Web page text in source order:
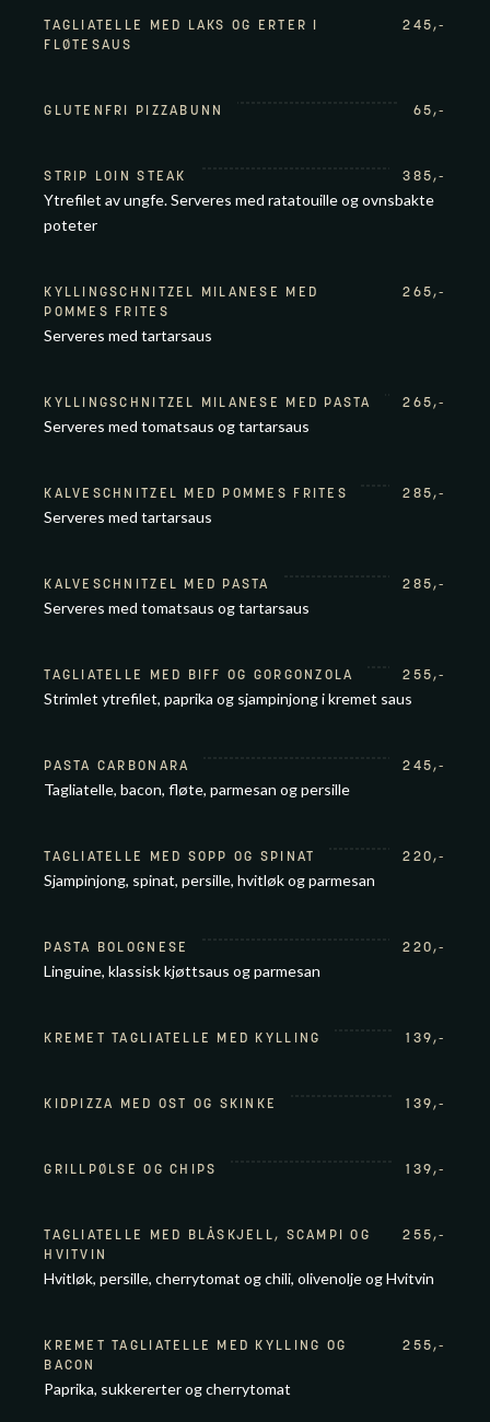
TAGLIATELLE MED LAKS OG ERTER I
FLØTESAUS
245,-
GLUTENFRI PIZZABUNN 65,-
STRIP LOIN STEAK 385,-
Ytrefilet av ungfe. Serveres med ratatouille og ovnsbakte
poteter
KYLLINGSCHNITZEL MILANESE MED
POMMES FRITES
265,-
Serveres med tartarsaus
KYLLINGSCHNITZEL MILANESE MED PASTA 265,-
Serveres med tomatsaus og tartarsaus
KALVESCHNITZEL MED POMMES FRITES 285,-
Serveres med tartarsaus
KALVESCHNITZEL MED PASTA 285,-
Serveres med tomatsaus og tartarsaus
TAGLIATELLE MED BIFF OG GORGONZOLA 255,-
Strimlet ytrefilet, paprika og sjampinjong i kremet saus
PASTA CARBONARA 245,-
Tagliatelle, bacon, fløte, parmesan og persille
TAGLIATELLE MED SOPP OG SPINAT 220,-
Sjampinjong, spinat, persille, hvitløk og parmesan
PASTA BOLOGNESE 220,-
Linguine, klassisk kjøttsaus og parmesan
KREMET TAGLIATELLE MED KYLLING 139,-
KIDPIZZA MED OST OG SKINKE 139,-
GRILLPØLSE OG CHIPS 139,-
TAGLIATELLE MED BLÅSKJELL, SCAMPI OG
HVITVIN
255,-
Hvitløk, persille, cherrytomat og chili, olivenolje og Hvitvin
KREMET TAGLIATELLE MED KYLLING OG
BACON
255,-
Paprika, sukkererter og cherrytomat